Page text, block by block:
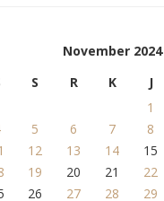
November 2024
S R K J
1
5 6 7 8
12 13 14 15
19 20 21 22
26 27 28 29